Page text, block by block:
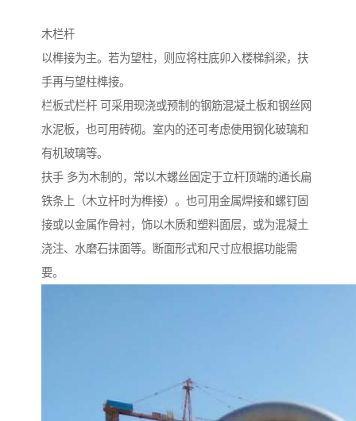
木栏杆
以榫接为主。若为望柱，则应将柱底卯入楼梯斜梁，扶
手再与望柱榫接。
栏板式栏杆 可采用现浇或预制的钢筋混凝土板和钢丝网
水泥板，也可用砖砌。室内的还可考虑使用钢化玻璃和
有机玻璃等。
扶手 多为木制的，常以木螺丝固定于立杆顶端的通长扁
铁条上（木立杆时为榫接）。也可用金属焊接和螺钉固
接或以金属作骨衬，饰以木质和塑料面层，或为混凝土
浇注、水磨石抹面等。断面形式和尺寸应根据功能需
要。